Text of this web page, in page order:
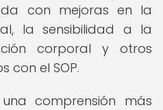
con mejoras en la
la sensibilidad a la
corporal y otros
con el SOP.
comprensión más